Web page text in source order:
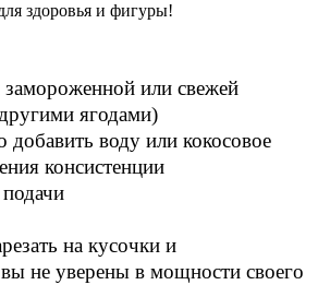
здоровья и фигуры!
или свежей
ягодами)
воду или кокосовое
консистенции
на кусочки и
не уверены в мощности своего